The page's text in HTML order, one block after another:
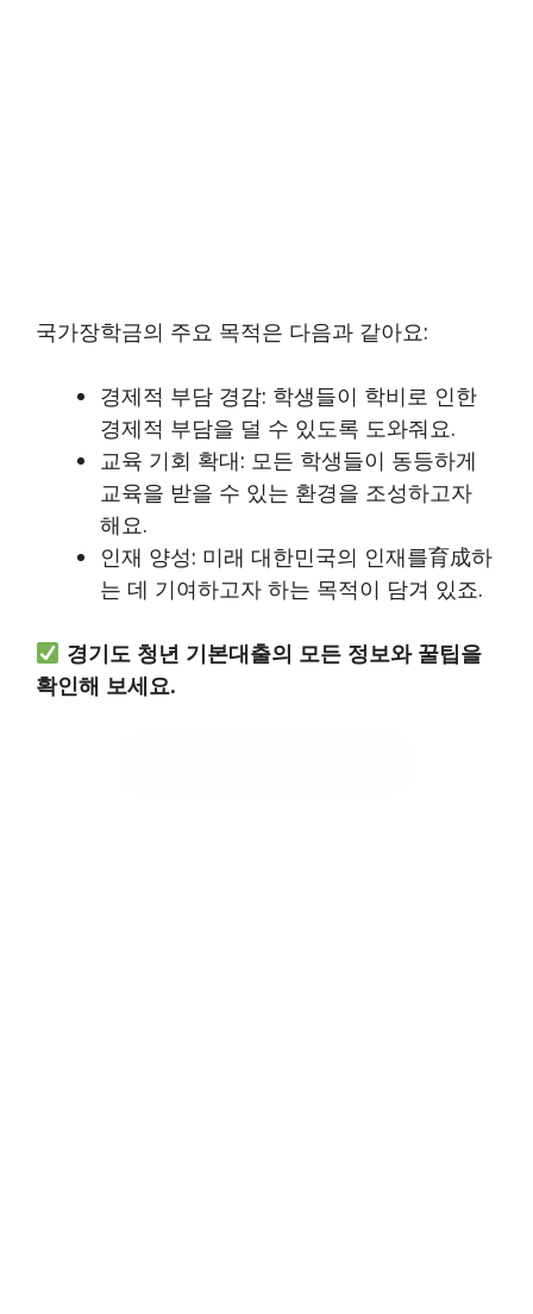
국가장학금의 주요 목적은 다음과 같아요:
경제적 부담 경감: 학생들이 학비로 인한
경제적 부담을 덜 수 있도록 도와줘요.
교육 기회 확대: 모든 학생들이 동등하게
교육을 받을 수 있는 환경을 조성하고자
해요.
인재 양성: 미래 대한민국의 인재를育成하
는 데 기여하고자 하는 목적이 담겨 있죠.
경기도 청년 기본대출의 모든 정보와 꿀팁을
확인해 보세요.